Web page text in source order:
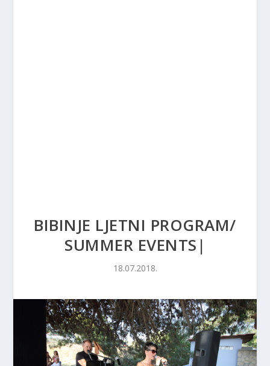
BIBINJE LJETNI PROGRAM/
SUMMER EVENTS|
18.07.2018.